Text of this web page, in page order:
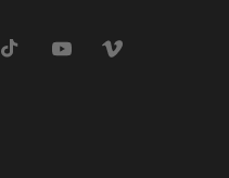
TikTok YouTubeVimeo